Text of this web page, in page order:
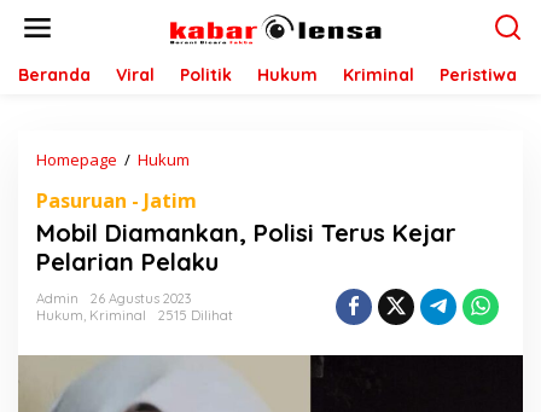
Beranda Viral Politik Hukum Kriminal Peristiwa
Homepage / Hukum
b
i
l
D
i
a
a
Pasuruan - Jatim
Mobil Diamankan, Polisi Terus Kejar
Pelarian Pelaku
Admin
26 Agustus 2023
Hukum, Kriminal 2515 Dilihat